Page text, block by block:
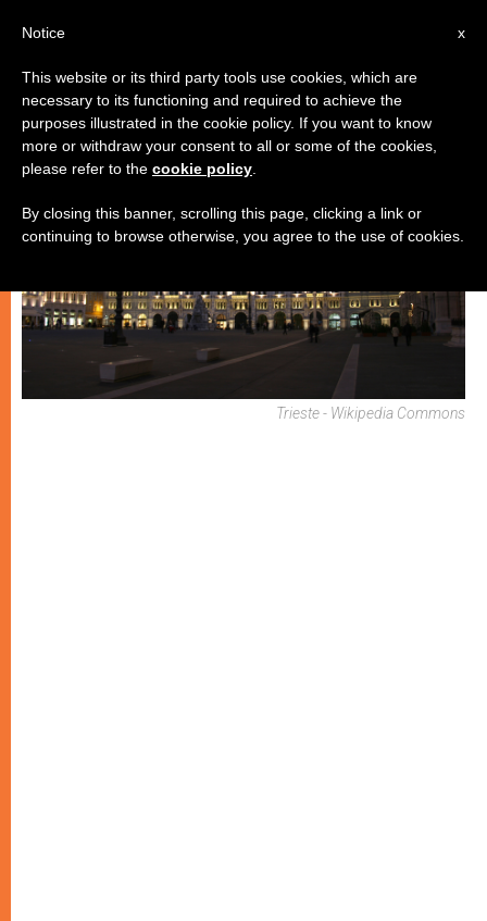
CHIESE LOCALI
Trieste - Wikipedia Commons
x
Notice
This website or its third party tools use cookies, which are
necessary to its functioning and required to achieve the
purposes illustrated in the cookie policy. If you want to know
more or withdraw your consent to all or some of the cookies,
please refer to the cookie policy
By closing this banner, scrolling this page, clicking a link or
continuing to browse otherwise, you agree to the use of cookies.